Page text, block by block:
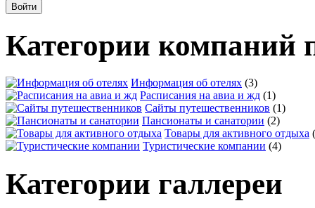
Категории компаний
Информация об отелях (3)
Расписания на авиа и жд (1)
Сайты путешественников (1)
Пансионаты и санатории (2)
Товары для активного отдыха
Туристические компании (4)
Категории галлереи